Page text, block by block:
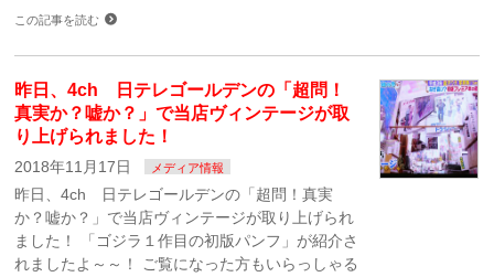
この記事を読む
昨日、4ch 日テレゴールデンの「超問！
真実か？嘘か？」で当店ヴィンテージが取
り上げられました！
2018年11月17日 メディア情報
昨日、4ch 日テレゴールデンの「超問！真実
か？嘘か？」で当店ヴィンテージが取り上げられ
ました！ 「ゴジラ１作目の初版パンフ」が紹介さ
れましたよ～～！ ご覧になった方もいらっしゃる